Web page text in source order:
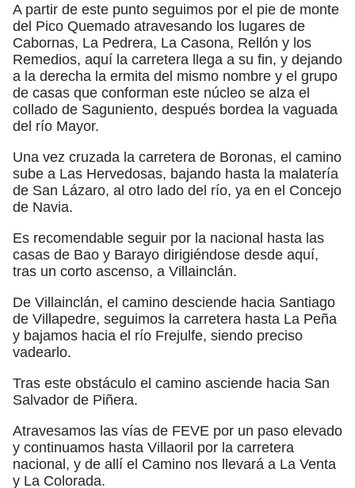
A partir de este punto seguimos por el pie de monte
del Pico Quemado atravesando los lugares de
Cabornas, La Pedrera, La Casona, Rellón y los
Remedios, aquí la carretera llega a su fin, y dejando
a la derecha la ermita del mismo nombre y el grupo
de casas que conforman este núcleo se alza el
collado de Saguniento, después bordea la vaguada
del río Mayor.
Una vez cruzada la carretera de Boronas, el camino
sube a Las Hervedosas, bajando hasta la malatería
de San Lázaro, al otro lado del río, ya en el Concejo
de Navia.
Es recomendable seguir por la nacional hasta las
casas de Bao y Barayo dirigiéndose desde aquí,
tras un corto ascenso, a Villainclán.
De Villainclán, el camino desciende hacia Santiago
de Villapedre, seguimos la carretera hasta La Peña
y bajamos hacia el río Frejulfe, siendo preciso
vadearlo.
Tras este obstáculo el camino asciende hacia San
Salvador de Piñera.
Atravesamos las vías de FEVE por un paso elevado
y continuamos hasta Villaoril por la carretera
nacional, y de allí el Camino nos llevará a La Venta
y La Colorada.